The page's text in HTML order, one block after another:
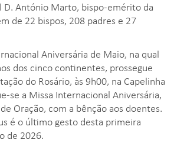
D. António Marto, bispo-emérito da
de 22 bispos, 208 padres e 27
Aniversária de Maio, na qual
dos cinco continentes, prossegue
do Rosário, às 9h00, na Capelinha
se a Missa Internacional Aniversária,
Oração, com a bênção aos doentes.
é o último gesto desta primeira
de 2026.